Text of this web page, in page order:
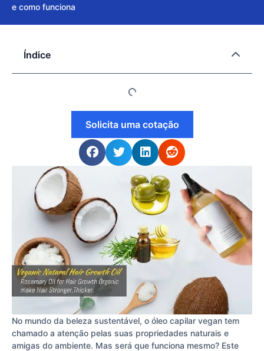
e como funciona
No mundo da beleza sustentável, o óleo capilar vegan tem
chamado a atenção pelas suas propriedades naturais e
amigas do ambiente. Mas será que funciona mesmo? Este
Índice
Solicita uma cotação